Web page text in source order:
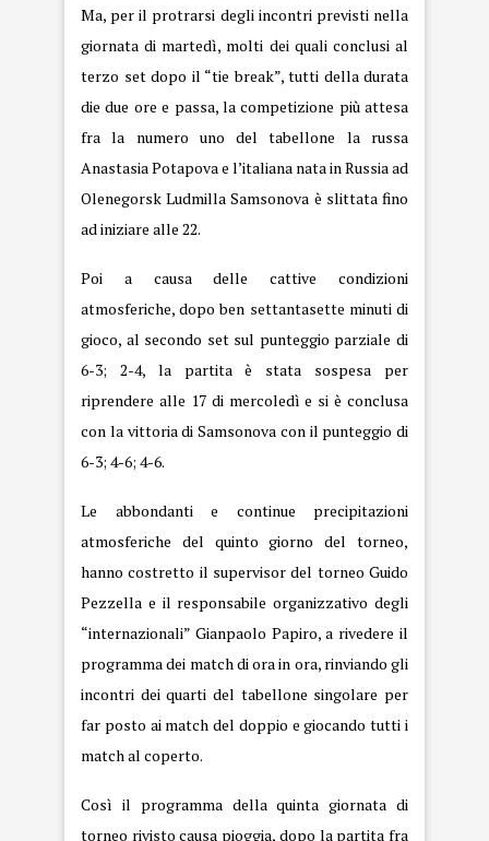
Ma, per il protrarsi degli incontri previsti nella
giornata di martedì, molti dei quali conclusi al
terzo set dopo il “tie break”, tutti della durata
die due ore e passa, la competizione più attesa
fra la numero uno del tabellone la russa
Anastasia Potapova e l’italiana nata in Russia ad
Olenegorsk Ludmilla Samsonova è slittata fino
ad iniziare alle 22.
Poi a causa delle cattive condizioni
atmosferiche, dopo ben settantasette minuti di
gioco, al secondo set sul punteggio parziale di
6-3; 2-4, la partita è stata sospesa per
riprendere alle 17 di mercoledì e si è conclusa
con la vittoria di Samsonova con il punteggio di
6-3; 4-6; 4-6.
Le abbondanti e continue precipitazioni
atmosferiche del quinto giorno del torneo,
hanno costretto il supervisor del torneo Guido
Pezzella e il responsabile organizzativo degli
“internazionali” Gianpaolo Papiro, a rivedere il
programma dei match di ora in ora, rinviando gli
incontri dei quarti del tabellone singolare per
far posto ai match del doppio e giocando tutti i
match al coperto.
Così il programma della quinta giornata di
torneo rivisto causa pioggia, dopo la partita fra